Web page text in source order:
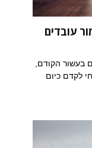
עובדים
בעשור הקודם,
לקדם כיום